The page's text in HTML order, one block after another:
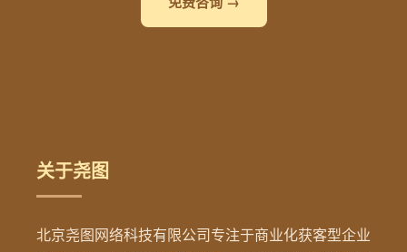
关于尧图
北京尧图网络科技有限公司专注于商业化获客型企业